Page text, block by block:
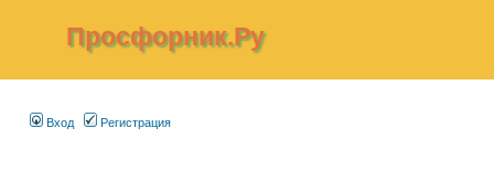
Просфорник.Ру
Вход Регистрация